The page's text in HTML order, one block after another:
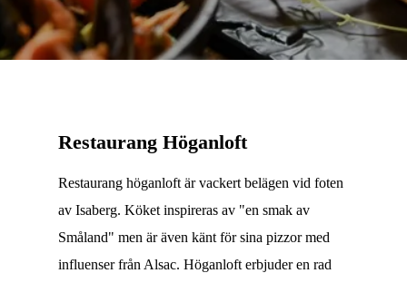
Restaurang Höganloft
Restaurang höganloft är vackert belägen vid foten
av Isaberg. Köket inspireras av "en smak av
Småland" men är även känt för sina pizzor med
influenser från Alsac. Höganloft erbjuder en rad